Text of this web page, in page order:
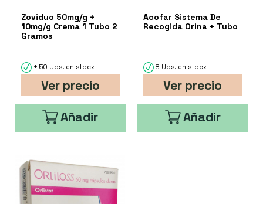
Zoviduo 50mg/g +
10mg/g Crema 1 Tubo 2
Gramos
+ 50 Uds. en stock
Ver precio
Añadir
Acofar Sistema De
Recogida Orina + Tubo
8 Uds. en stock
Ver precio
Añadir